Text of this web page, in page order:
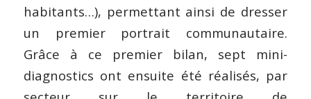
habitants…), permettant ainsi de dresser
un premier portrait communautaire.
Grâce à ce premier bilan, sept mini-
diagnostics ont ensuite été réalisés, par